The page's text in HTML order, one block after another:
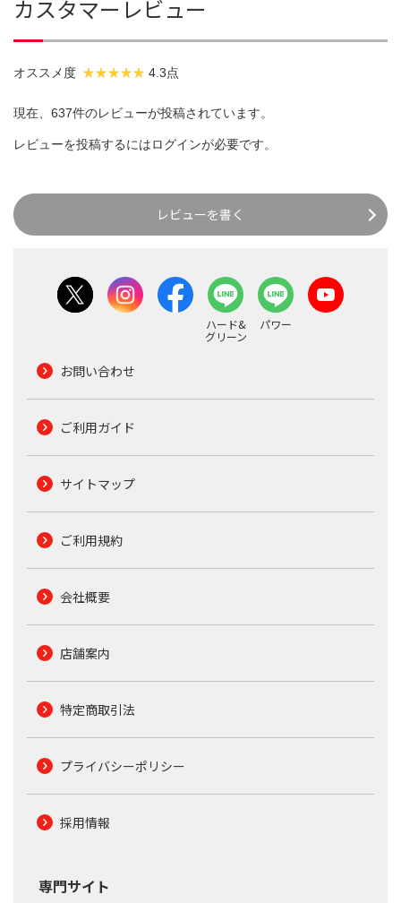
カスタマーレビュー
オススメ度 4.3点
現在、637件のレビューが投稿されています。
レビューを投稿するにはログインが必要です。
レビューを書く
ハード&
グリーン
パワー
お問い合わせ
ご利用ガイド
サイトマップ
ご利用規約
会社概要
店舗案内
特定商取引法
プライバシーポリシー
採用情報
専門サイト